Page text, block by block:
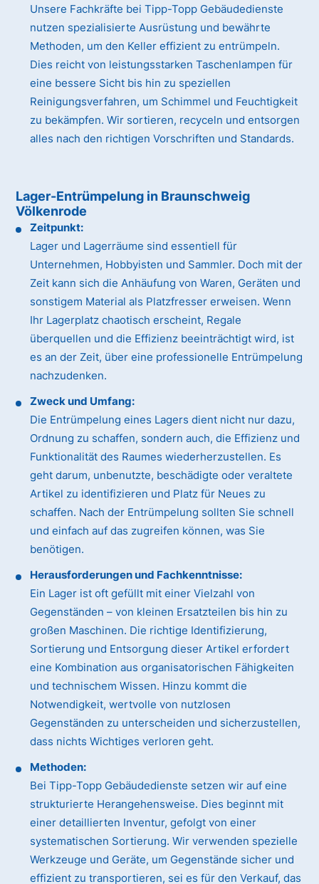
Unsere Fachkräfte bei Tipp-Topp Gebäudedienste
nutzen spezialisierte Ausrüstung und bewährte
Methoden, um den Keller effizient zu entrümpeln.
Dies reicht von leistungsstarken Taschenlampen für
eine bessere Sicht bis hin zu speziellen
Reinigungsverfahren, um Schimmel und Feuchtigkeit
zu bekämpfen. Wir sortieren, recyceln und entsorgen
alles nach den richtigen Vorschriften und Standards.
Lager-Entrümpelung in Braunschweig
Völkenrode
Zeitpunkt:
Lager und Lagerräume sind essentiell für
Unternehmen, Hobbyisten und Sammler. Doch mit der
Zeit kann sich die Anhäufung von Waren, Geräten und
sonstigem Material als Platzfresser erweisen. Wenn
Ihr Lagerplatz chaotisch erscheint, Regale
überquellen und die Effizienz beeinträchtigt wird, ist
es an der Zeit, über eine professionelle Entrümpelung
nachzudenken.
Zweck und Umfang:
Die Entrümpelung eines Lagers dient nicht nur dazu,
Ordnung zu schaffen, sondern auch, die Effizienz und
Funktionalität des Raumes wiederherzustellen. Es
geht darum, unbenutzte, beschädigte oder veraltete
Artikel zu identifizieren und Platz für Neues zu
schaffen. Nach der Entrümpelung sollten Sie schnell
und einfach auf das zugreifen können, was Sie
benötigen.
Herausforderungen und Fachkenntnisse:
Ein Lager ist oft gefüllt mit einer Vielzahl von
Gegenständen – von kleinen Ersatzteilen bis hin zu
großen Maschinen. Die richtige Identifizierung,
Sortierung und Entsorgung dieser Artikel erfordert
eine Kombination aus organisatorischen Fähigkeiten
und technischem Wissen. Hinzu kommt die
Notwendigkeit, wertvolle von nutzlosen
Gegenständen zu unterscheiden und sicherzustellen,
dass nichts Wichtiges verloren geht.
Methoden:
Bei Tipp-Topp Gebäudedienste setzen wir auf eine
strukturierte Herangehensweise. Dies beginnt mit
einer detaillierten Inventur, gefolgt von einer
systematischen Sortierung. Wir verwenden spezielle
Werkzeuge und Geräte, um Gegenstände sicher und
effizient zu transportieren, sei es für den Verkauf, das